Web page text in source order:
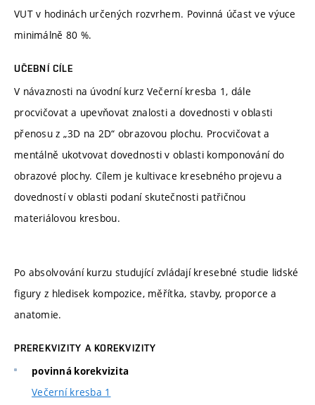
VUT v hodinách určených rozvrhem. Povinná účast ve výuce
minimálně 80 %.
UČEBNÍ CÍLE
V návaznosti na úvodní kurz Večerní kresba 1, dále
procvičovat a upevňovat znalosti a dovednosti v oblasti
přenosu z „3D na 2D“ obrazovou plochu. Procvičovat a
mentálně ukotvovat dovednosti v oblasti komponování do
obrazové plochy. Cílem je kultivace kresebného projevu a
dovedností v oblasti podaní skutečnosti patřičnou
materiálovou kresbou.
Po absolvování kurzu studující zvládají kresebné studie lidské
figury z hledisek kompozice, měřítka, stavby, proporce a
anatomie.
PREREKVIZITY A KOREKVIZITY
povinná korekvizita
Večerní kresba 1